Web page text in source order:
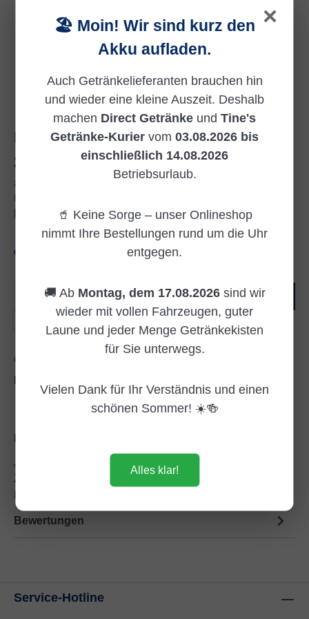
MEHRWEG
Regulärer Preis:
23,10 €
zzgl. 3,42 € Pfand
Inhalt:
Preise inkl. MwSt. zzgl. Versandkosten
Produkt Anzahl: Gib den gewünschten
In den Warenkorb
„Krombacher Fassbrause Zitrone – Der
Zitronen‑Wachmacher mit Malz‑Biss und 0,0%!“
Bewertungen
Service-Hotline
×
🏖️ Moin! Wir sind kurz den
Akku aufladen.
Auch Getränkelieferanten brauchen hin
und wieder eine kleine Auszeit. Deshalb
machen Direct Getränke und Tine's
Getränke-Kurier vom 03.08.2026 bis
einschließlich 14.08.2026
Betriebsurlaub.
🥤 Keine Sorge – unser Onlineshop
nimmt Ihre Bestellungen rund um die Uhr
entgegen.
🚚 Ab Montag, dem 17.08.2026sind wir
wieder mit vollen Fahrzeugen, guter
Laune und jeder Menge Getränkekisten
für Sie unterwegs.
Vielen Dank für Ihr Verständnis und einen
schönen Sommer! ☀️🍻
Alles klar!